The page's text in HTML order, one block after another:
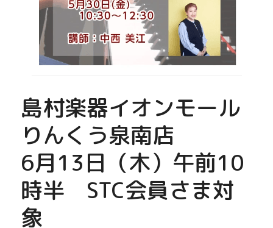
島村楽器イオンモール
りんくう泉南店
6月13日（木）午前10
時半　STC会員さま対
象